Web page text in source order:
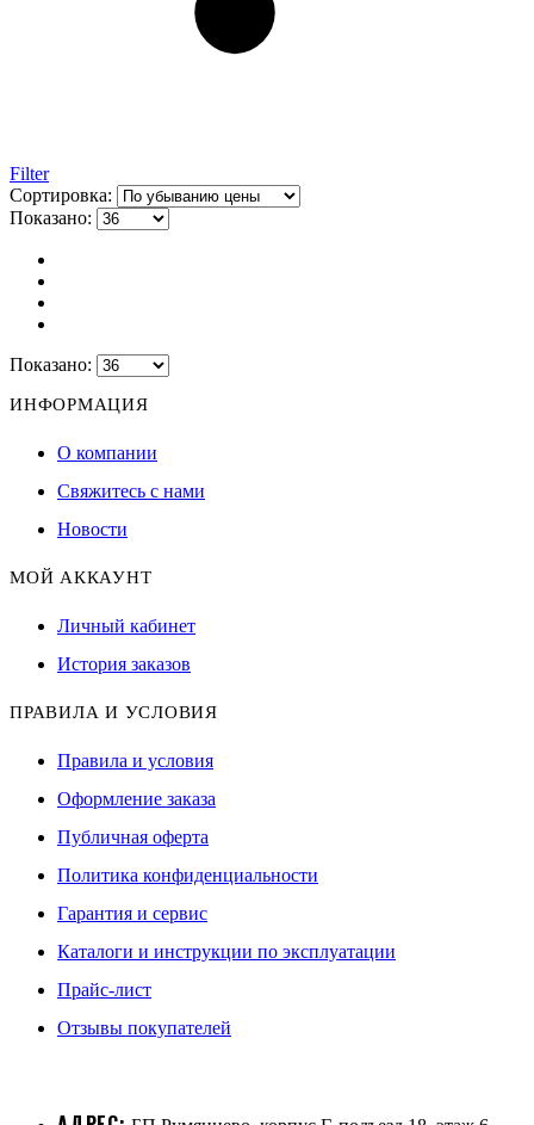
Filter
Сортировка:
Показано:
Показано:
ИНФОРМАЦИЯ
О компании
Свяжитесь с нами
Новости
МОЙ АККАУНТ
Личный кабинет
История заказов
ПРАВИЛА И УСЛОВИЯ
Правила и условия
Оформление заказа
Публичная оферта
Политика конфиденциальности
Гарантия и сервис
Каталоги и инструкции по эксплуатации
Прайс-лист
Отзывы покупателей